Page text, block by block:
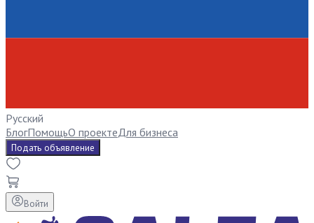
Русский
БлогПомощьО проектеДля бизнеса
Подать объявление
Войти